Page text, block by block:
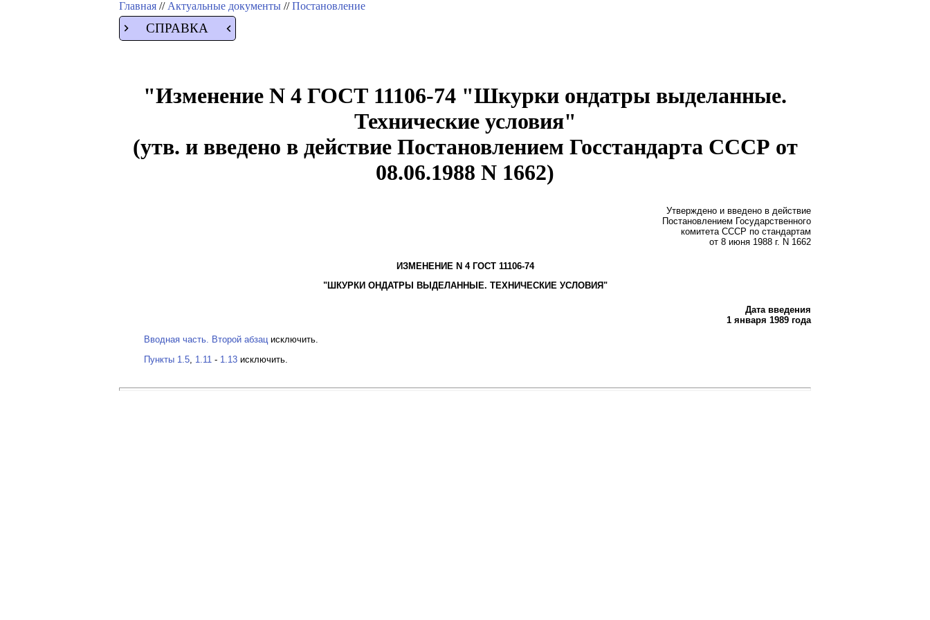
Главная // Актуальные документы //Постановление
СПРАВКА
"Изменение N 4 ГОСТ 11106-74 "Шкурки ондатры выделанные.
Технические условия"
(утв. и введено в действие Постановлением Госстандарта СССР от
08.06.1988 N 1662)
Утверждено и введено в действие
Постановлением Государственного
комитета СССР по стандартам
от 8 июня 1988 г. N 1662
ИЗМЕНЕНИЕ N 4 ГОСТ 11106-74
"ШКУРКИ ОНДАТРЫ ВЫДЕЛАННЫЕ. ТЕХНИЧЕСКИЕ УСЛОВИЯ"
Дата введения
1 января 1989 года
Вводная часть. Второй абзац исключить.
Пункты 1.5 1.11 - 1.13 исключить.